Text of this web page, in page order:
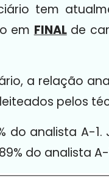
tem
em FINALde
a relação
pelos
do analista A-
do analista A-